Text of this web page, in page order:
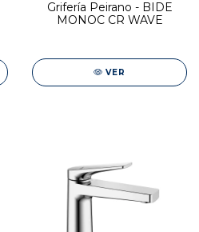
Grifería Peirano - BIDE
MONOC CR WAVE
VER